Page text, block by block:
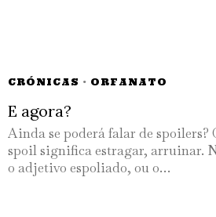
CRÓNICAS · ORFANATO
E agora?
Ainda se poderá falar de spoilers?
spoil significa estragar, arruinar.
o adjetivo espoliado, ou o…